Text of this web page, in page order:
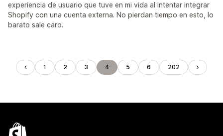
experiencia de usuario que tuve en mi vida al intentar integrar
Shopify con una cuenta externa. No pierdan tiempo en esto, lo
barato sale caro.
1 2 3 4 5 6 202